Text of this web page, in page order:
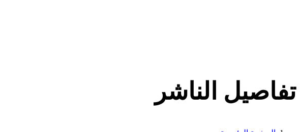
تفاصيل الناشر